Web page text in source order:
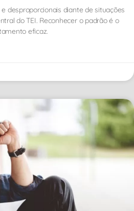
desproporcionais diante de situações
do TEI. Reconhecer o padrão é o
eficaz.